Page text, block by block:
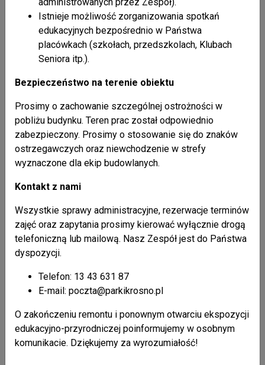
26 / 02 / 2021
Kalendarzyk kieszonkowy 2021
26 / 02 / 2021
Mapa Parku Krajobrazowego Doliny Sanu
26 / 02 / 2021
Broszura "Ssaki karpackich parków krajobrazowych"
część II
Atrakcje
Istnieje możliwość zorganizowania spotkań
edukacyjnych bezpośrednio w Państwa
placówkach (szkołach, przedszkolach, Klubach
Seniora itp.).
Bezpieczeństwo na terenie obiektu
Prosimy o zachowanie szczególnej ostrożności w
pobliżu budynku. Teren prac został odpowiednio
zabezpieczony. Prosimy o stosowanie się do znaków
ostrzegawczych oraz niewchodzenie w strefy
wyznaczone dla ekip budowlanych.
Kontakt z nami
Wszystkie sprawy administracyjne, rezerwacje terminów
zajęć oraz zapytania prosimy kierować wyłącznie drogą
telefoniczną lub mailową. Nasz Zespół jest do Państwa
dyspozycji.
Telefon: 13 43 631 87
E-mail: poczta@parkikrosno.pl
O zakończeniu remontu i ponownym otwarciu ekspozycji
edukacyjno-przyrodniczej poinformujemy w osobnym
komunikacie. Dziękujemy za wyrozumiałość!